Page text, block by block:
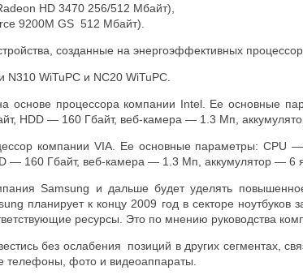
HD 3470 256/512 Мбайт),
9200M GS 512 Мбайт).
созданные на энергоэффективных
WiTuPC и NC20 WiTuPC.
основе процессора компании Intel. Ее основные
HDD — 160 Гбайт, веб-камера — 1.3 Мп,
компании VIA. Ее основные параметры: CPU
— 160 Гбайт, веб-камера — 1.3 Мп, аккумулятор — 6
Samsung и дальше будет уделять
планирует к концу 2009 год в секторе ноутбуков
ресурсы. Это по мнению руководства
без ослабения позиций в других сегментах,
телефоны, фото и видеоаппараты.